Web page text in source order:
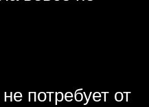
потребует от